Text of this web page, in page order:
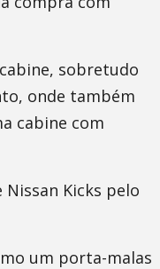
sobretudo
onde também
cabine com
Kicks pelo
um porta-malas